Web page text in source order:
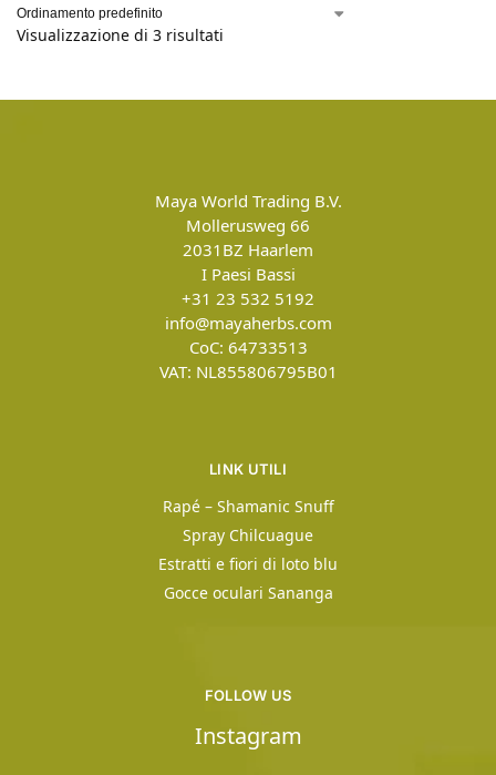
Visualizzazione di 3 risultati
Maya World Trading B.V.
Mollerusweg 66
2031BZ Haarlem
I Paesi Bassi
+31 23 532 5192
info@mayaherbs.com
CoC: 64733513
VAT: NL855806795B01
LINK UTILI
Rapé – Shamanic Snuff
Spray Chilcuague
Estratti e fiori di loto blu
Gocce oculari Sananga
FOLLOW US
Instagram